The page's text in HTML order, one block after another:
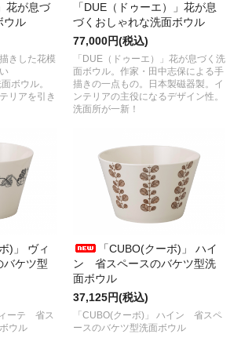
花が息づ
ウル
きした花模
ボウル。
リアを引き
「DUE（ドゥーエ）」花が息
づくおしゃれな洗面ボウル
77,000円(税込)
「DUE（ドゥーエ）」花が息づく洗
面ボウル。作家・田中志保による手
描きの一点もの。日本製磁器製。イ
ンテリアの主役になるデザイン性。
洗面所が一新！
)」 ヴィ
ケツ型
ィーテ 省ス
ウル
「CUBO(クーボ)」 ハイ
ン 省スペースのバケツ型洗
面ボウル
37,125円(税込)
「CUBO(クーボ)」 ハイン 省スペ
ースのバケツ型洗面ボウル